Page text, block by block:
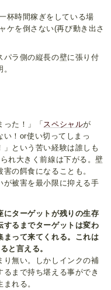
杯時間稼ぎをしている場
ケを倒さない(再び動き出さ
パラ側の縦長の壁に張り付
った！」「 スペシャルが
い！or使い切ってしまっ
という苦い経験は誰しも
れ大きく前線は下がる。壁
の餌食になることも。
が被害を最小限に抑える手
にターゲットが残りの生存
するまでターゲットは変わ
まって来てくれる。これは
と言える。
り無い。しかしインクの補
まで持ち堪える事ができ
れる。